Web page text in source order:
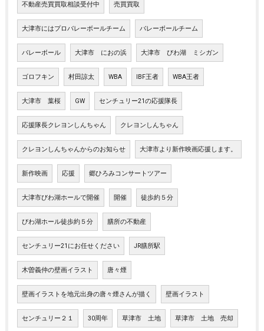
不動産売買買取相談受付中 売買買取
大津市にはプロバレーボールチーム バレーボールチーム
バレーボール 大津市 におの浜 大津市 びわ湖 ミシガン
ゴロフキン 村田諒太 WBA IBF王者 WBA王者
大津市 葉桜 GW センチュリー21の応援隊長
応援隊長クレヨンしんちゃん クレヨンしんちゃん
クレヨンしんちゃんからのお知らせ 大津市より新作映画応援します。
新作映画 応援 郷ひろみコンサートツアー
大津市びわ湖ホールで開催 開催 徒歩約５分
びわ湖ホール徒歩約５分 膳所の不動産
センチュリー21にお任せください JR膳所駅
木曽義仲の壁画イラスト 唐々煙
壁画イラストを地元出身の唐々煙さんが描く 壁画イラスト
センチュリー２１ 30周年 草津市 土地 草津市 土地 売却